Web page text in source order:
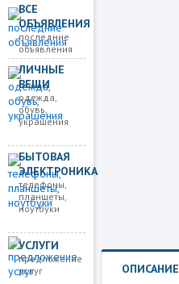
ВСЕ
ОБЪЯВЛЕНИЯ
последние
объявления
ЛИЧНЫЕ
ВЕЩИ
одежда,
обувь,
украшения
БЫТОВАЯ
ЭЛЕКТРОНИКА
телефоны,
планшеты,
ноутбуки
УСЛУГИ
предложение
услуг
ОПИСАНИЕ